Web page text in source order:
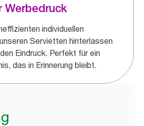
Werbedruck
individuellen
Servietten hinterlassen
Eindruck. Perfekt für ein
das in Erinnerung bleibt.